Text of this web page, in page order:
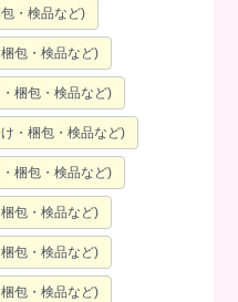
・検品など)
包・検品など)
梱包・検品など)
・梱包・検品など)
梱包・検品など)
包・検品など)
包・検品など)
包・検品など)